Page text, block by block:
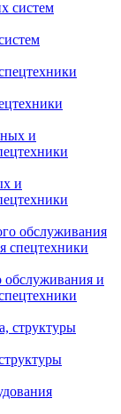
и
обслуживания и